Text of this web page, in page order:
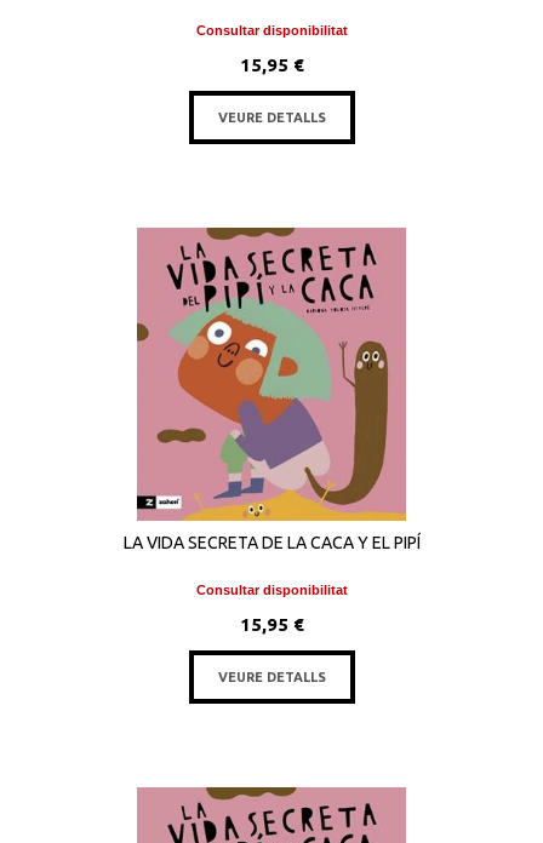
Consultar disponibilitat
15,95 €
VEURE DETALLS
LA VIDA SECRETA DE LA CACA Y EL PIPÍ
Consultar disponibilitat
15,95 €
VEURE DETALLS